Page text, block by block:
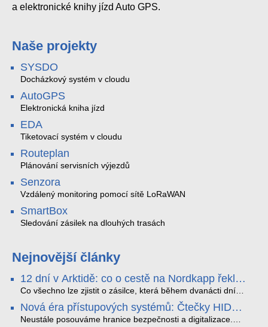
a elektronické knihy jízd Auto GPS.
Naše projekty
SYSDO
Docházkový systém v cloudu
AutoGPS
Elektronická kniha jízd
EDA
Tiketovací systém v cloudu
Routeplan
Plánování servisních výjezdů
Senzora
Vzdálený monitoring pomocí sítě LoRaWAN
SmartBox
Sledování zásilek na dlouhých trasách
Nejnovější články
12 dní v Arktidě: co o cestě na Nordkapp řekla
data ze SMARTBOX 2 MAX
Co všechno lze zjistit o zásilce, která během dvanácti dní
projede Arktidou? SMARTBOX 2 MAX jsme vzali na trasu z
Tromsø přes Lofoty, Kirunu a finské Laponsko až na
Nordkapp. Bez jediného dobití, v mrazu až −13 °C a mimo
Nová éra přístupových systémů: Čtečky HID
Signo
Neustále posouváme hranice bezpečnosti a digitalizace.